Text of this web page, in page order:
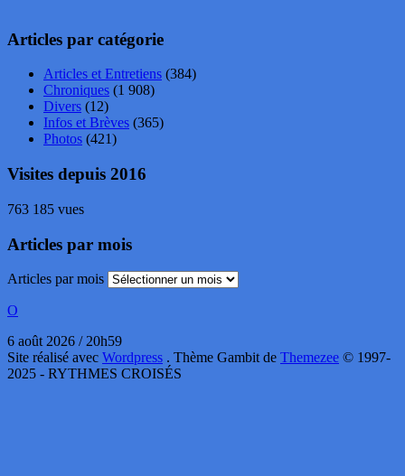
Articles par catégorie
Articles et Entretiens (384)
Chroniques (1 908)
Divers (12)
Infos et Brèves (365)
Photos (421)
Visites depuis 2016
763 185 vues
Articles par mois
Articles par mois
O
6 août 2026 / 20h59
Site réalisé avec Wordpress . Thème Gambit de Themezee © 1997-
2025 - RYTHMES CROISÉS